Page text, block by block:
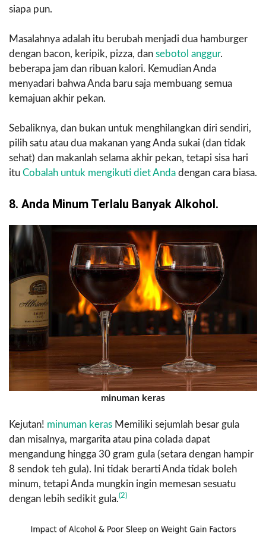
siapa pun.
Masalahnya adalah itu berubah menjadi dua hamburger
dengan bacon, keripik, pizza, dan sebotol anggur.
beberapa jam dan ribuan kalori. Kemudian Anda
menyadari bahwa Anda baru saja membuang semua
kemajuan akhir pekan.
Sebaliknya, dan bukan untuk menghilangkan diri sendiri,
pilih satu atau dua makanan yang Anda sukai (dan tidak
sehat) dan makanlah selama akhir pekan, tetapi sisa hari
itu Cobalah untuk mengikuti diet Anda dengan cara biasa.
8. Anda Minum Terlalu Banyak Alkohol.
minuman keras
Kejutan! minuman keras Memiliki sejumlah besar gula
dan misalnya, margarita atau pina colada dapat
mengandung hingga 30 gram gula (setara dengan hampir
8 sendok teh gula). Ini tidak berarti Anda tidak boleh
minum, tetapi Anda mungkin ingin memesan sesuatu
dengan lebih sedikit gula.(2)